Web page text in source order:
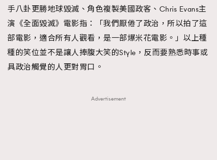
手八卦更勝地球毀滅、角色複製美國政客、Chris Evans主
演《全面毀滅》電影指：「我們厭倦了政治，所以拍了這
部電影，適合所有人觀看，是一部爆米花電影。」以上種
種的笑位並不是讓人捧腹大笑的Style，反而要熟悉時事或
具政治觸覺的人更對胃口。
Advertisement